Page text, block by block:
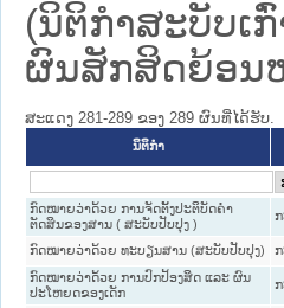
(ນິຕິກໍາສະບັບເ
ຜົນສັກສິດຍ້ອນຫ
ສະແດງ 281-289 ຂອງ 289 ຜົນທີ່ໄດ້ຮັບ.
ນິຕິກໍາ
ກົດໝາຍວ່າດ້ວຍ ການຈັດຕັ້ງປະຕິບັດຄຳ
ຕັດສິນຂອງສານ ( ສະບັບປັບປຸງ )
ກົດໝາຍວ່າດ້ວຍ ທະບຽນສານ (ສະບັບປັບປຸງ)
ກົດໝາຍວ່າດ້ວຍ ການປົກປ້ອງສິດ ແລະ ຜົນ
ປະໂຫຍດຂອງເດັກ